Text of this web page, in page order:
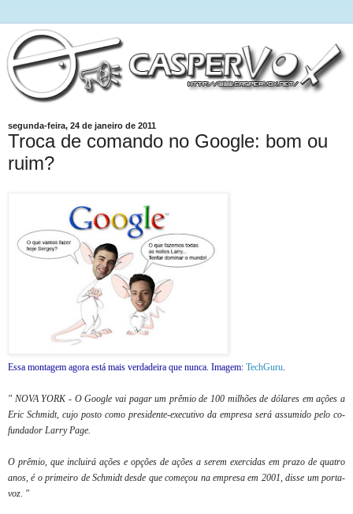
segunda-feira, 24 de janeiro de 2011
Troca de comando no Google: bom ou
ruim?
Essa montagem agora está mais verdadeira que nunca. Imagem: TechGuru.
" NOVA YORK - O Google vai pagar um prêmio de 100 milhões de dólares em ações a
Eric Schmidt, cujo posto como presidente-executivo da empresa será assumido pelo co-
fundador Larry Page.
O prêmio, que incluirá ações e opções de ações a serem exercidas em prazo de quatro
anos, é o primeiro de Schmidt desde que começou na empresa em 2001, disse um porta-
voz. "